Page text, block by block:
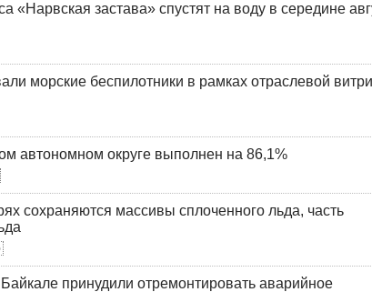
«Нарвская застава» спустят на воду в середине
морские беспилотники в рамках отраслевой
автономном округе выполнен на 86,1%
сохраняются массивы сплоченного льда, часть
принудили отремонтировать аварийное